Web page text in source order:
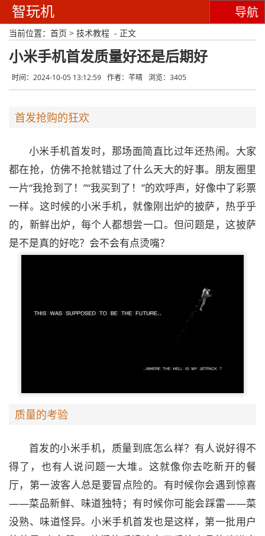
智玩机 导航
当前位置： 首页 > 技术教程 - 正文
小米手机首发质量好还是后期好
时间：2024-10-05 13:12:59 作者：芊晴 浏览：3405
首发抢购的狂欢
小米手机首发时，那场面简直比过年还热闹。大家
都在抢，仿佛不抢就错过了什么天大的好事。朋友圈里
一片“我抢到了！”“我买到了！”的欢呼声，好像中了彩票
一样。这时候的小米手机，就像刚出炉的披萨，热乎乎
的，新鲜出炉，每个人都想尝一口。但问题是，这披萨
是不是真的好吃？会不会有点烫嘴？
质量的考验
首发的小米手机，质量到底怎么样？有人说好得不
得了，也有人说问题一大堆。这就像你去吃新开的餐
厅，第一波客人总是要冒点险的。有时候你会遇到惊喜
——菜品新鲜、味道独特；有时候你可能会踩雷——菜
没熟、味道怪异。小米手机首发也是这样，第一批用户